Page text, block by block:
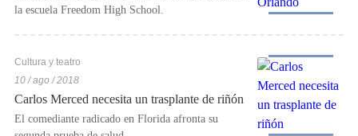
la escuela Freedom High School.
Cultura y teatro
10 / ago / 2018
Carlos Merced necesita un trasplante de riñón
El comediante radicado en Florida afronta su